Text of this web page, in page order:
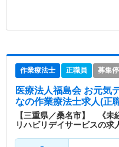
作業療法士 正職員 募集
医療法人福島会 お元気
なの作業療法士求人(正
【三重県／桑名市】 《未
リハビリデイサービスの求